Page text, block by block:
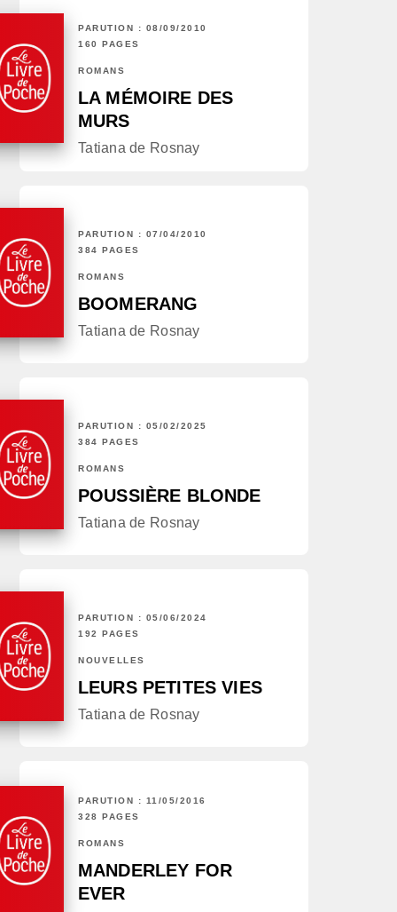
PARUTION : 08/09/2010
160 PAGES
ROMANS
LA MÉMOIRE DES
MURS
Tatiana de Rosnay
PARUTION : 07/04/2010
384 PAGES
ROMANS
BOOMERANG
Tatiana de Rosnay
PARUTION : 05/02/2025
384 PAGES
ROMANS
POUSSIÈRE BLONDE
Tatiana de Rosnay
PARUTION : 05/06/2024
192 PAGES
NOUVELLES
LEURS PETITES VIES
Tatiana de Rosnay
PARUTION : 11/05/2016
328 PAGES
ROMANS
MANDERLEY FOR
EVER